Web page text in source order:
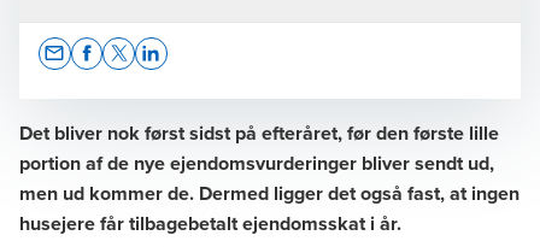
Det bliver nok først sidst på efteråret, før den første lille
portion af de nye ejendomsvurderinger bliver sendt ud,
men ud kommer de. Dermed ligger det også fast, at ingen
husejere får tilbagebetalt ejendomsskat i år.
Martin William Boel Kristensen